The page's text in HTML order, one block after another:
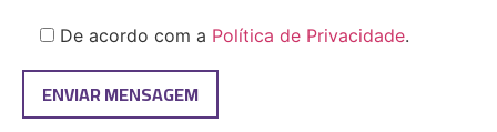
De acordo com a Política de Privacidade.